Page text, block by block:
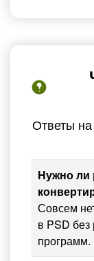
Ответы
Нужно ли
Совсем
в PSD без
программ.